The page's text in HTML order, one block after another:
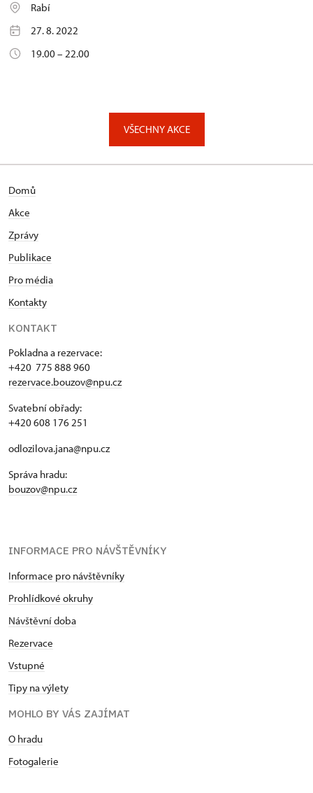
Rabí
27. 8. 2022
19.00 – 22.00
VŠECHNY AKCE
Domů
Akce
Zprávy
Publikace
Pro média
Kontakty
KONTAKT
Pokladna a rezervace:
+420 775 888 960
rezervace.bouzov@npu.cz
Svatební obřady:
+420 608 176 251
odlozilova.jana@npu.cz
Správa hradu:
bouzov@npu.cz
INFORMACE PRO NÁVŠTĚVNÍKY
Informace pro návštěvníky
Prohlídkové okruhy
Návštěvní doba
Rezervace
Vstupné
Tipy na výlety
MOHLO BY VÁS ZAJÍMAT
O hradu
Fotogalerie